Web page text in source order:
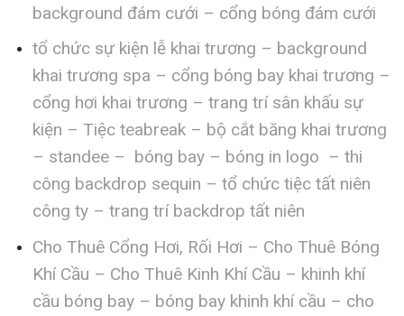
background đám cưới – cổng bóng đám cưới
tổ chức sự kiện lễ khai trương – background
khai trương spa – cổng bóng bay khai trương –
cổng hơi khai trương – trang trí sân khấu sự
kiện – Tiệc teabreak – bộ cắt băng khai trương
– standee – bóng bay – bóng in logo – thi
công backdrop sequin – tổ chức tiệc tất niên
công ty – trang trí backdrop tất niên
Cho Thuê Cổng Hơi, Rối Hơi – Cho Thuê Bóng
Khí Cầu – Cho Thuê Kinh Khí Cầu – khinh khí
cầu bóng bay – bóng bay khinh khí cầu – cho